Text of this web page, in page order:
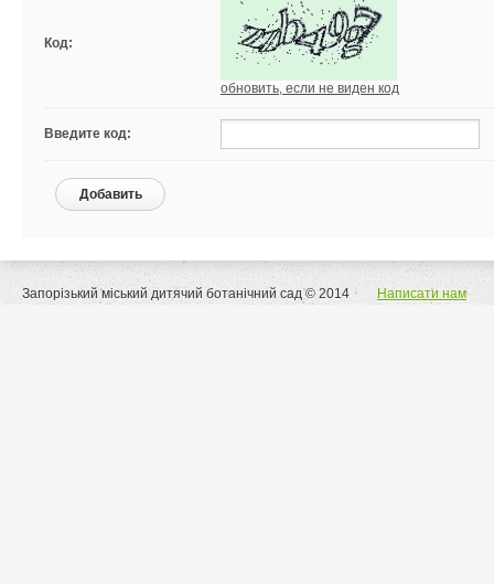
Код:
обновить, если не виден код
Введите код:
Добавить
Запорізький міський дитячий ботанічний сад © 2014 Написати нам